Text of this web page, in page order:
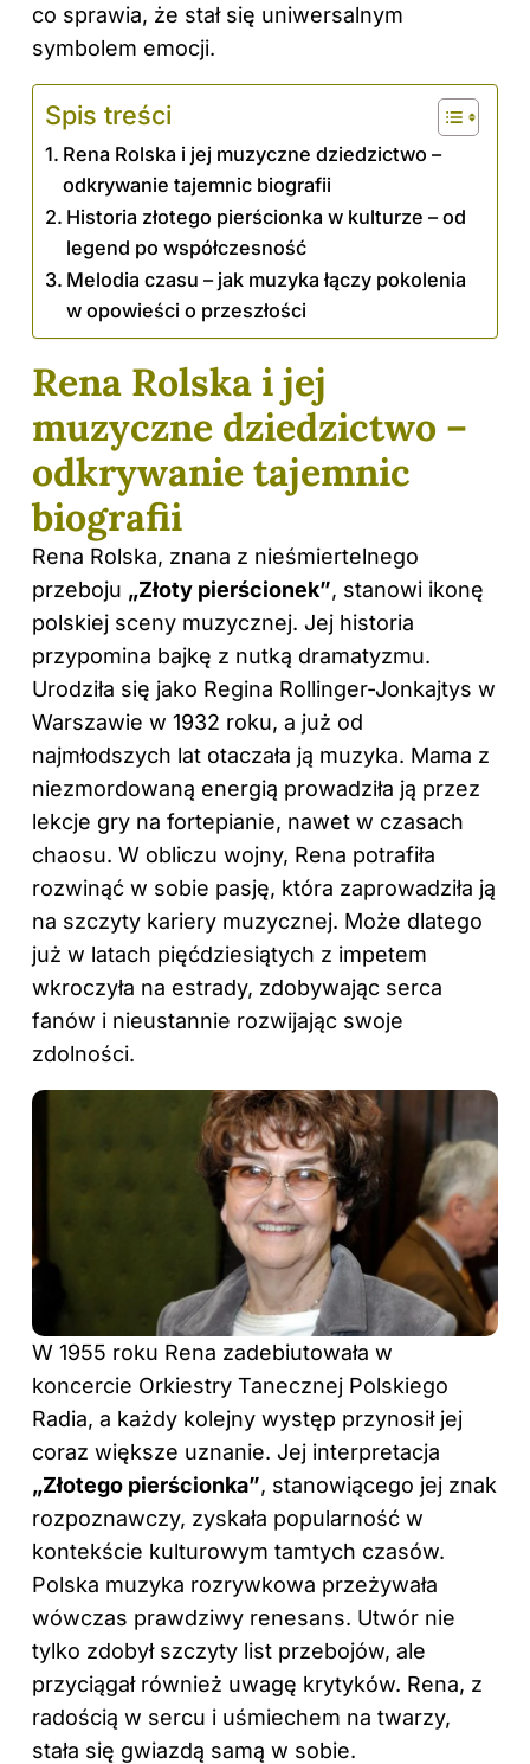
co sprawia, że stał się uniwersalnym
symbolem emocji.
Spis treści
Rena Rolska i jej muzyczne dziedzictwo –
odkrywanie tajemnic biografii
Historia złotego pierścionka w kulturze – od
legend po współczesność
Melodia czasu – jak muzyka łączy pokolenia
w opowieści o przeszłości
Rena Rolska i jej
muzyczne dziedzictwo –
odkrywanie tajemnic
biografii
Rena Rolska, znana z nieśmiertelnego
przeboju „Złoty pierścionek”, stanowi ikonę
polskiej sceny muzycznej. Jej historia
przypomina bajkę z nutką dramatyzmu.
Urodziła się jako Regina Rollinger-Jonkajtys w
Warszawie w 1932 roku, a już od
najmłodszych lat otaczała ją muzyka. Mama z
niezmordowaną energią prowadziła ją przez
lekcje gry na fortepianie, nawet w czasach
chaosu. W obliczu wojny, Rena potrafiła
rozwinąć w sobie pasję, która zaprowadziła ją
na szczyty kariery muzycznej. Może dlatego
już w latach pięćdziesiątych z impetem
wkroczyła na estrady, zdobywając serca
fanów i nieustannie rozwijając swoje
zdolności.
W 1955 roku Rena zadebiutowała w
koncercie Orkiestry Tanecznej Polskiego
Radia, a każdy kolejny występ przynosił jej
coraz większe uznanie. Jej interpretacja
„Złotego pierścionka”, stanowiącego jej znak
rozpoznawczy, zyskała popularność w
kontekście kulturowym tamtych czasów.
Polska muzyka rozrywkowa przeżywała
wówczas prawdziwy renesans. Utwór nie
tylko zdobył szczyty list przebojów, ale
przyciągał również uwagę krytyków. Rena, z
radością w sercu i uśmiechem na twarzy,
stała się gwiazdą samą w sobie.